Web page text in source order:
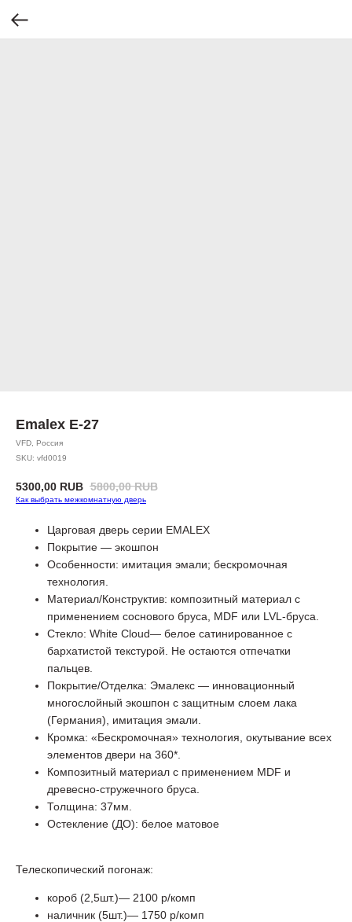
Emalex Е-27
VFD, Россия
SKU: vfd0019
5300,00 RUB 5800,00 RUB
Как выбрать межкомнатную дверь
Царговая дверь серии EMALEX
Покрытие — экошпон
Особенности: имитация эмали; бескромочная
технология.
Материал/Конструктив: композитный материал с
применением соснового бруса, MDF или LVL-бруса.
Стекло: White Cloud— белое сатинированное с
бархатистой текстурой. Не остаются отпечатки
пальцев.
Покрытие/Отделка: Эмалекс — инновационный
многослойный экошпон с защитным слоем лака
(Германия), имитация эмали.
Кромка: «Бескромочная» технология, окутывание всех
элементов двери на 360*.
Композитный материал с применением MDF и
древесно-стружечного бруса.
Толщина: 37мм.
Остекление (ДО): белое матовое
Телескопический погонаж:
короб (2,5шт.)— 2100 р/комп
наличник (5шт.)— 1750 р/комп